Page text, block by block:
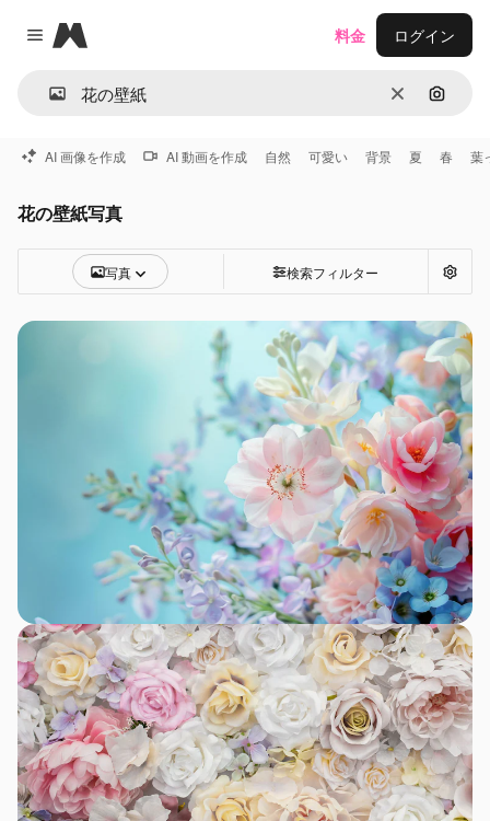
Close menu
Magnific
消去 画像で
料金 ログイン
AI 画像を作成 AI 動画を作成 自然 可愛い 背景 夏 春 葉
花の壁紙写真
写真 検索フィルター